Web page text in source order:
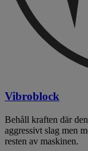
Vibroblock
Behåll kraften där
aggressivt slag men
resten av maskinen.